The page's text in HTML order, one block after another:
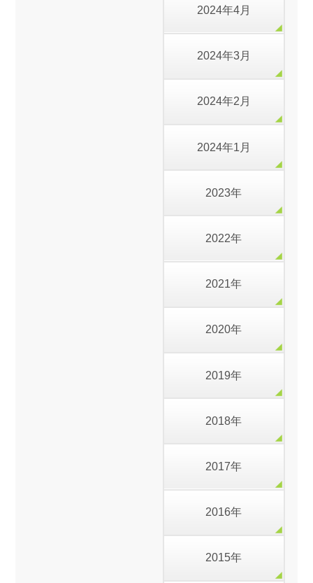
2024年4月
2024年3月
2024年2月
2024年1月
2023年
2022年
2021年
2020年
2019年
2018年
2017年
2016年
2015年